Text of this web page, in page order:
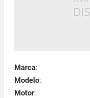
Marca:
Modelo:
Motor: